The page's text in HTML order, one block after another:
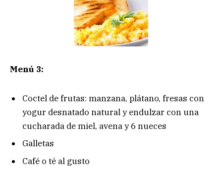
Menú 3:
Coctel de frutas: manzana, plátano, fresas con
yogur desnatado natural y endulzar con una
cucharada de miel, avena y 6 nueces
Galletas
Café o té al gusto